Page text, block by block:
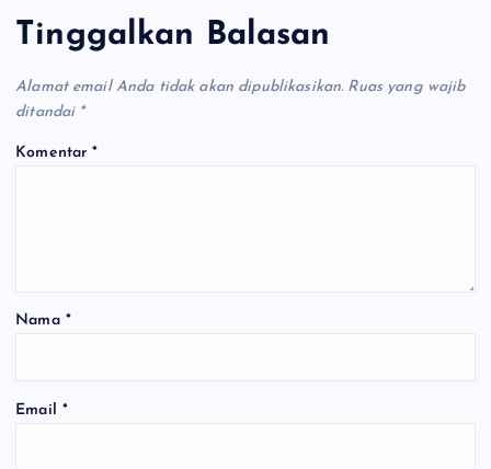
Tinggalkan Balasan
Alamat email Anda tidak akan dipublikasikan. Ruas yang wajib
ditandai *
Komentar*
Nama *
Email *